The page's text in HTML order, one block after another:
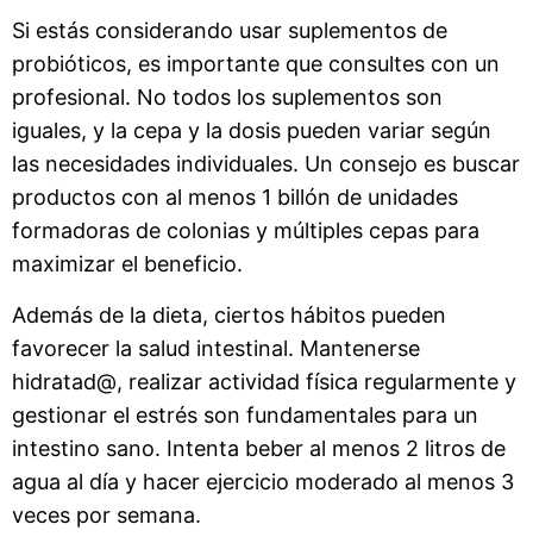
Si estás considerando usar suplementos de
probióticos, es importante que consultes con un
profesional. No todos los suplementos son
iguales, y la cepa y la dosis pueden variar según
las necesidades individuales. Un consejo es buscar
productos con al menos 1 billón de unidades
formadoras de colonias y múltiples cepas para
maximizar el beneficio.
Además de la dieta, ciertos hábitos pueden
favorecer la salud intestinal. Mantenerse
hidratad@, realizar actividad física regularmente y
gestionar el estrés son fundamentales para un
intestino sano. Intenta beber al menos 2 litros de
agua al día y hacer ejercicio moderado al menos 3
veces por semana.